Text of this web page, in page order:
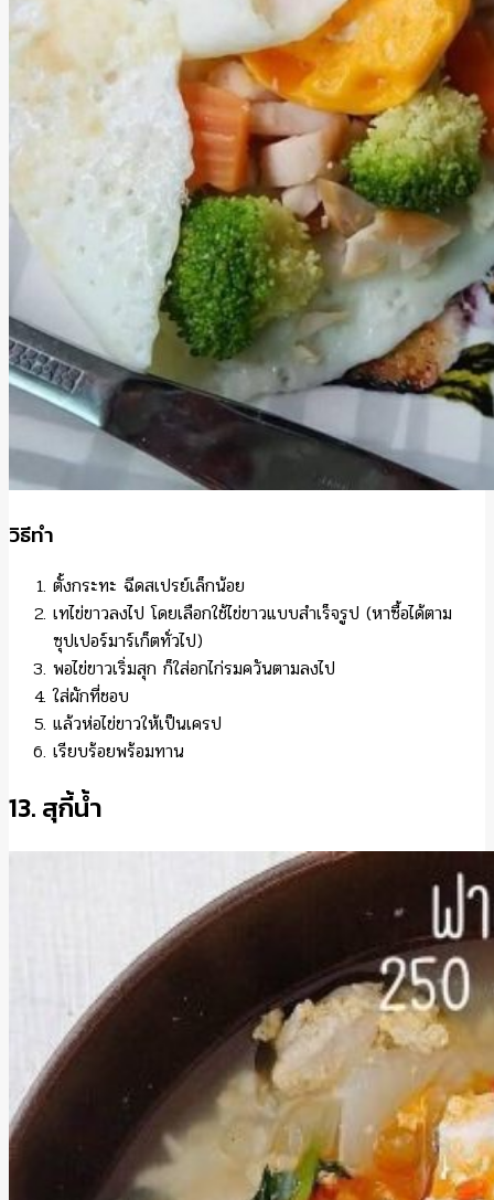
วิธีทำ
ตั้งกระทะ ฉีดสเปรย์เล็กน้อย
เทไข่ขาวลงไป โดยเลือกใช้ไข่ขาวแบบสำเร็จรูป (หาซื้อได้ตาม
ซุปเปอร์มาร์เก็ตทั่วไป)
พอไข่ขาวเริ่มสุก ก็ใส่อกไก่รมควันตามลงไป
ใส่ผักที่ชอบ
แล้วห่อไข่ขาวให้เป็นเครป
เรียบร้อยพร้อมทาน
13. สุกี้น้ำ